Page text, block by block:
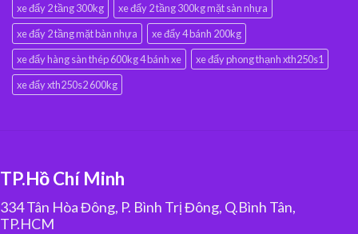
xe đẩy 2 tầng 300kg
xe đẩy 2 tầng 300kg mặt sàn nhựa
xe đẩy 2 tầng mặt bàn nhựa
xe đẩy 4 bánh 200kg
xe đẩy hàng sàn thép 600kg 4 bánh xe
xe đẩy phong thạnh xth250s1
xe đẩy xth250s2 600kg
TP.Hồ Chí Minh
334 Tân Hòa Đông, P. Bình Trị Đông, Q.Bình Tân,
TP.HCM